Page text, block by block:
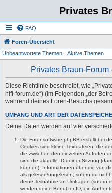
Privates
FAQ
Foren-Übersicht
Unbeantwortete Themen Aktive Themen
Privates Braun-Forum
Diese Richtlinie beschreibt, wie
hifi-forum.de“) (im Folgenden „der
während deines Foren-Besuchs
UMFANG UND ART DER
Deine Daten werden auf vier
Die Forensoftware phpBB erstellt bei
Cookies sind kleine Textdateien, die
die zwischen den einzelnen Aufrufen
sind die aktuelle ID deiner Sitzung
können), Informationen über die von
als gelesen/ungelesen; sofern du
deine Teilnahme an Umfragen (sofern
werden deine Benutzer-ID, ein